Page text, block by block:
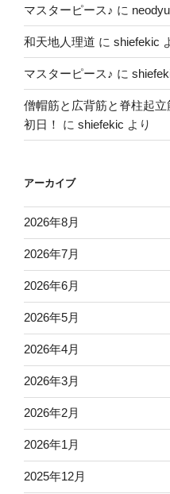
マスターピース♪ に
和天地人理道 に shiefekic
マスターピース♪ に
僧帽筋と広背筋と脊柱起
初日！
に shiefekic より
アーカイブ
2026年8月
2026年7月
2026年6月
2026年5月
2026年4月
2026年3月
2026年2月
2026年1月
2025年12月